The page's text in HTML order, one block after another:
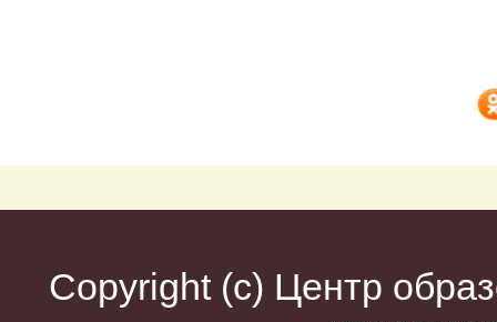
Copyright (c) Центр